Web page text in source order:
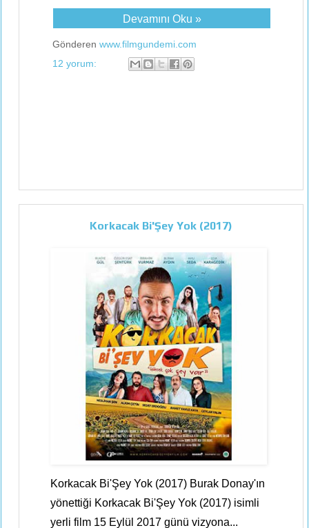
Devamını Oku »
Gönderen www.filmgundemi.com
12 yorum:
Korkacak Bi'Şey Yok (2017)
Korkacak Bi'Şey Yok (2017) Burak Donay'ın
yönettiği Korkacak Bi'Şey Yok (2017) isimli
yerli film 15 Eylül 2017 günü vizyona...